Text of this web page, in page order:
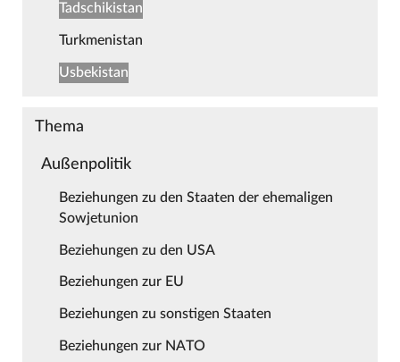
Tadschikistan
Turkmenistan
Usbekistan
Thema
Außenpolitik
Beziehungen zu den Staaten der ehemaligen
Sowjetunion
Beziehungen zu den USA
Beziehungen zur EU
Beziehungen zu sonstigen Staaten
Beziehungen zur NATO